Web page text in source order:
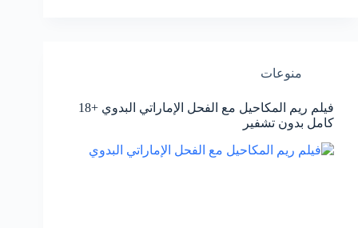
منوعات
فيلم ريم المكاحيل مع الفحل الإماراتي البدوي +18
كامل بدون تشفير